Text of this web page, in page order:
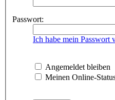
Passwort:
Ich habe mein Passwort
Angemeldet bleiben
Meinen Online-